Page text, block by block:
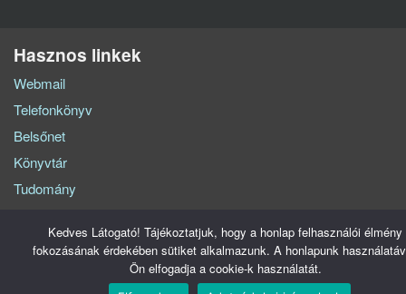
Hasznos linkek
Webmail
Telefonkönyv
Belsőnet
Könyvtár
Tudomány
Szabolcs-Szatmár-Bereg Vármegyei Oktatókórház © Minden jog fenntartva - 2026.
Adatvédelem
Impresszum
Kedves Látogató! Tájékoztatjuk, hogy a honlap felhasználói élmény
fokozásának érdekében sütiket alkalmazunk. A honlapunk
Ön elfogadja a cookie-k használatát.